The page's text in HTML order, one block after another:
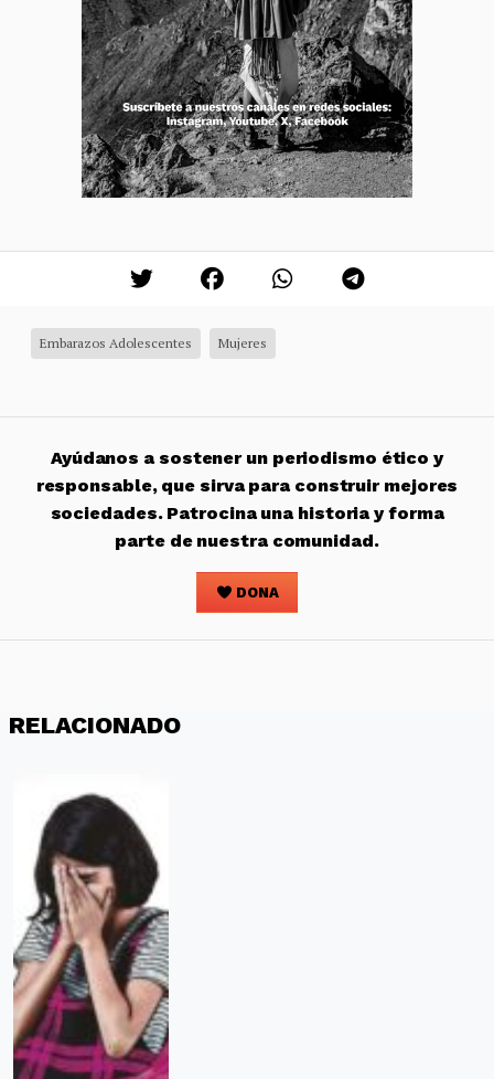
Embarazos Adolescentes Mujeres
Ayúdanos a sostener un periodismo ético y
responsable, que sirva para construir mejores
sociedades. Patrocina una historia y forma
parte de nuestra comunidad.
DONA
RELACIONADO